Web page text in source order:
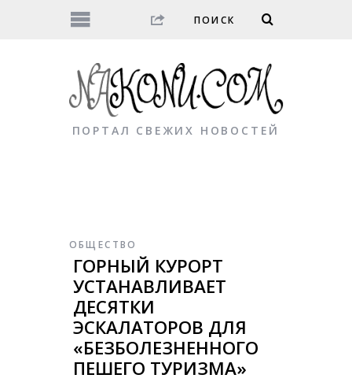
ПОРТАЛ СВЕЖИХ НОВОСТЕЙ
ОБЩЕСТВО
ГОРНЫЙ КУРОРТ
УСТАНАВЛИВАЕТ
ДЕСЯТКИ
ЭСКАЛАТОРОВ ДЛЯ
«БЕЗБОЛЕЗНЕННОГО
ПЕШЕГО ТУРИЗМА»